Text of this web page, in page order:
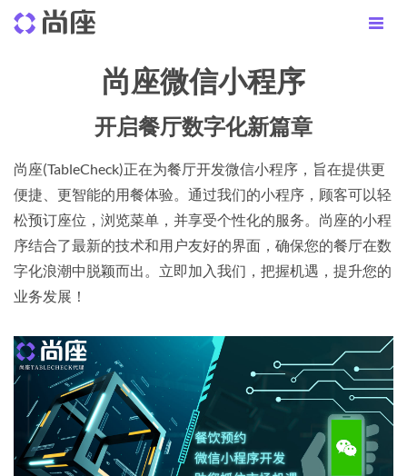
尚座微信小程序
开启餐厅数字化新篇章
尚座(TableCheck)正在为餐厅开发微信小程序，旨在提供更
便捷、更智能的用餐体验。通过我们的小程序，顾客可以轻
松预订座位，浏览菜单，并享受个性化的服务。尚座的小程
序结合了最新的技术和用户友好的界面，确保您的餐厅在数
字化浪潮中脱颖而出。立即加入我们，把握机遇，提升您的
业务发展！